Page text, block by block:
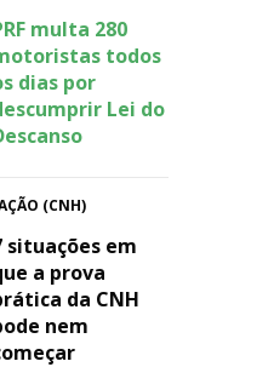
multa 280
todos
dias por
Lei do
(CNH)
situações em
a prova
da CNH
nem